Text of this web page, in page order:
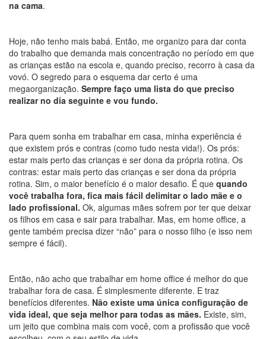
na cama.
Hoje, não tenho mais babá. Então, me organizo para dar conta
do trabalho que demanda mais concentração no período em que
as crianças estão na escola e, quando preciso, recorro à casa da
vovó. O segredo para o esquema dar certo é uma
megaorganização. Sempre faço uma lista do que preciso
realizar no dia seguinte e vou fundo.
Para quem sonha em trabalhar em casa, minha experiência é
que existem prós e contras (como tudo nesta vida!). Os prós:
estar mais perto das crianças e ser dona da própria rotina. Os
contras: estar mais perto das crianças e ser dona da própria
rotina. Sim, o maior benefício é o maior desafio. É que quando
você trabalha fora, fica mais fácil delimitar o lado mãe e o
lado profissional. Ok, algumas mães sofrem por ter que deixar
os filhos em casa e sair para trabalhar. Mas, em home office, a
gente também precisa dizer “não” para o nosso filho (e isso nem
sempre é fácil).
Então, não acho que trabalhar em home office é melhor do que
trabalhar fora de casa. É simplesmente diferente. E traz
benefícios diferentes. Não existe uma única configuração de
vida ideal, que seja melhor para todas as mães. Existe, sim,
um jeito que combina mais com você, com a profissão que você